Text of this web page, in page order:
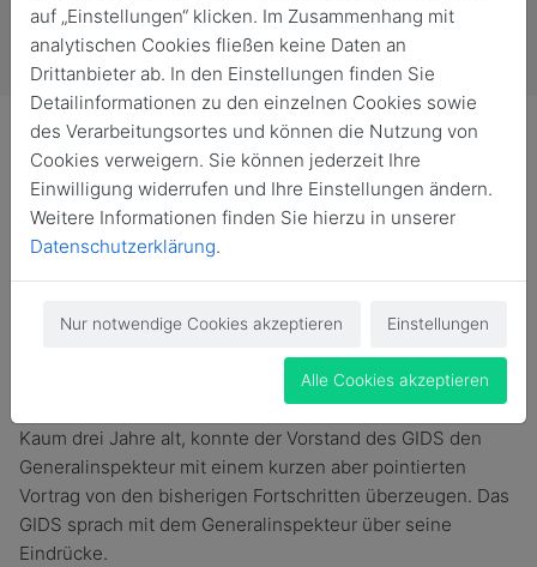
Mitte März besuchte der Generalinspekteur der
Bundeswehr, General Eberhard Zorn, neben der
Führungsakademie der Bundeswehr auch das German
erkundigte sich der oberste Soldat der Bundeswehr in
Deutschland über die Fortschritte der einzigartigen
Denkfabrik der Bundeswehr in Hamburg Blankenese.
Kaum drei Jahre alt, konnte der Vorstand des GIDS den
Generalinspekteur mit einem kurzen aber pointierten
Vortrag von den bisherigen Fortschritten überzeugen. Das
GIDS sprach mit dem Generalinspekteur über seine
Eindrücke.
auf „Einstellungen“ klicken. Im Zusammenhang mit
analytischen Cookies fließen keine Daten an
Drittanbieter ab. In den Einstellungen finden Sie
Detailinformationen zu den einzelnen Cookies sowie
des Verarbeitungsortes und können die Nutzung von
Cookies verweigern. Sie können jederzeit Ihre
Einwilligung widerrufen und Ihre Einstellungen ändern.
Weitere Informationen finden Sie hierzu in unserer
Datenschutzerklärung.
Nur notwendige Cookies akzeptieren Einstellungen
Alle Cookies akzeptieren